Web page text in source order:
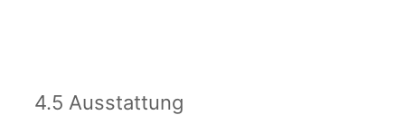
4.5 Ausstattung